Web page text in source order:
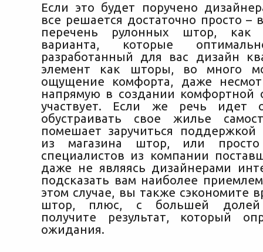
Если это будет поручено
все решается достаточно просто –
перечень рулонных штор, как
варианта, которые
разработанный для вас дизайн
элемент как шторы, во много
ощущение комфорта, даже
напрямую в создании комфортной
участвует. Если же речь идет
обустраивать свое жилье
помешает заручиться поддержкой
из магазина штор, или
специалистов из компании
даже не являясь дизайнерами
подсказать вам наиболее
этом случае, вы также сэкономите
штор, плюс, с большей долей
получите результат, который
ожидания.